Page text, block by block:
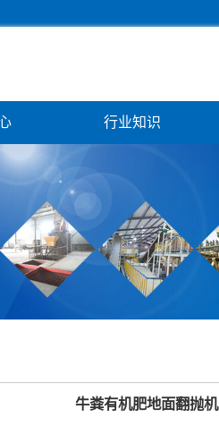
行业知识
牛粪有机肥地面翻抛机